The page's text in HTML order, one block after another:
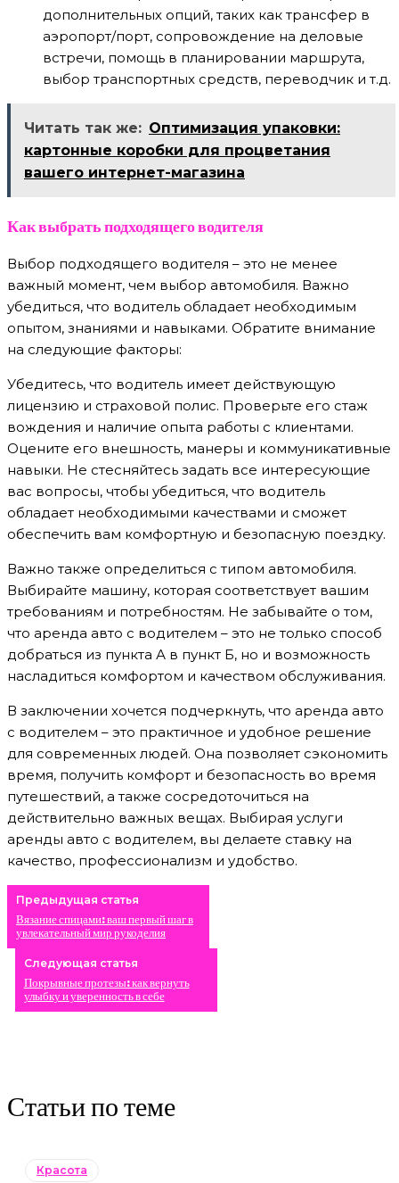
дополнительных опций, таких как трансфер в
аэропорт/порт, сопровождение на деловые
встречи, помощь в планировании маршрута,
выбор транспортных средств, переводчик и т.д.
Читать так же: Оптимизация упаковки:
картонные коробки для процветания
вашего интернет-магазина
Как выбрать подходящего водителя
Выбор подходящего водителя – это не менее
важный момент, чем выбор автомобиля. Важно
убедиться, что водитель обладает необходимым
опытом, знаниями и навыками. Обратите внимание
на следующие факторы:
Убедитесь, что водитель имеет действующую
лицензию и страховой полис. Проверьте его стаж
вождения и наличие опыта работы с клиентами.
Оцените его внешность, манеры и коммуникативные
навыки. Не стесняйтесь задать все интересующие
вас вопросы, чтобы убедиться, что водитель
обладает необходимыми качествами и сможет
обеспечить вам комфортную и безопасную поездку.
Важно также определиться с типом автомобиля.
Выбирайте машину, которая соответствует вашим
требованиям и потребностям. Не забывайте о том,
что аренда авто с водителем – это не только способ
добраться из пункта А в пункт Б, но и возможность
насладиться комфортом и качеством обслуживания.
В заключении хочется подчеркнуть, что аренда авто
с водителем – это практичное и удобное решение
для современных людей. Она позволяет сэкономить
время, получить комфорт и безопасность во время
путешествий, а также сосредоточиться на
действительно важных вещах. Выбирая услуги
аренды авто с водителем, вы делаете ставку на
качество, профессионализм и удобство.
Предыдущая статья
Вязание спицами: ваш первый шаг в
увлекательный мир рукоделия
Следующая статья
Покрывные протезы: как вернуть
улыбку и уверенность в себе
Статьи по теме
Красота